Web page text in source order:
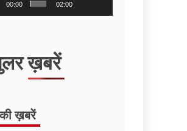
00:00 02:00
ख़बरें
ख़बरें